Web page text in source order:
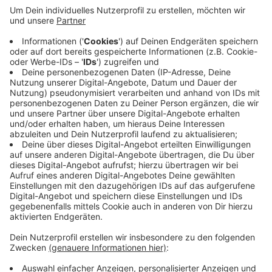
Ergebnis könnten die WSW dann eventuell
Klimaanlage zu kaufen. Für den Fahrerplatz haben
die WSW-Busse schon Klimaanlagen, aber nicht für
die Fahrgäste. Die hatten sie jahrelang als zu teuer
und zu ineffektiv bezeichnet. Unter anderem mit
dem Argument, dass die gekühlte Luft durch das
häufige Türenöffnen immer wieder entweicht.
Veröffentlicht:Montag, 17.08.2020 06:41
Anzeige
Anzeige